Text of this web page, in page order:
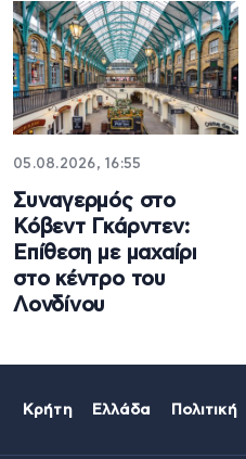
05.08.2026, 16:55
Συναγερμός στο
Κόβεντ Γκάρντεν:
Επίθεση με μαχαίρι
στο κέντρο του
Λονδίνου
Κρήτη Ελλάδα Πολιτική